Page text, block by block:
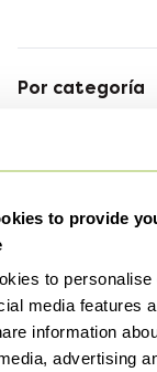
to provide
to
media features
information
advertising
Por categoría